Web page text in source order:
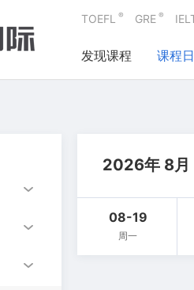
TOEFL ® GRE ®
发现课程 课程
2026年 8月
08-19
周一